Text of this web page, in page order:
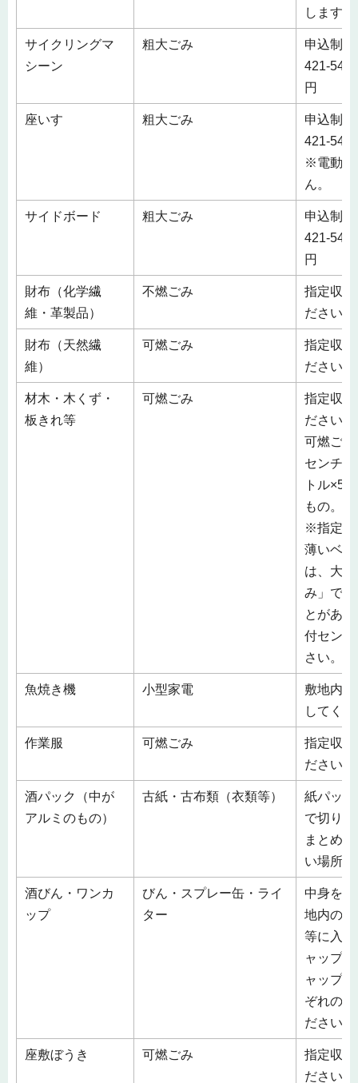
します。
サイクリングマ
シーン
粗大ごみ
申込制
421-
円
座いす 粗大ごみ
申込制
421-
※電動式
ん。
サイドボード 粗大ごみ
申込制
421-
円
財布（化学繊
維・革製品）
不燃ごみ
指定収
ださい。
財布（天然繊
維）
可燃ごみ
指定収
ださい。
材木・木くず・
板きれ等
可燃ごみ
指定収
ださい。
可燃ご
センチ
トル×50
もの。
※指定収
薄いベ
は、大
み」で
とがあ
付セン
さい。
魚焼き機 小型家電
敷地内
してく
作業服 可燃ごみ
指定収
ださい。
酒パック（中が
アルミのもの）
古紙・古布類（衣類等）
紙パッ
で切り
まとめ
い場所
酒びん・ワンカ
ップ
びん・スプレー缶・ライ
ター
中身を
地内の
等に入
ャップ
ャップ
ぞれの
ださい。
座敷ぼうき 可燃ごみ
指定収
ださい。